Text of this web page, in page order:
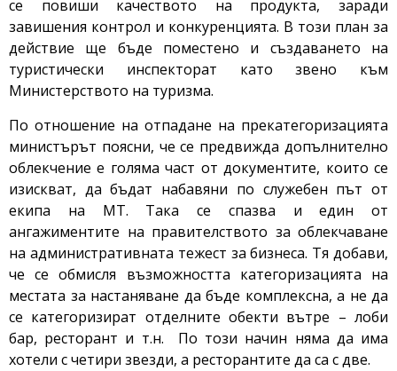
се повиши качеството на продукта, заради
завишения контрол и конкуренцията. В този план за
действие ще бъде поместено и създаването на
туристически инспекторат като звено към
Министерството на туризма.
По отношение на отпадане на прекатегоризацията
министърът поясни, че се предвижда допълнително
облекчение е голяма част от документите, които се
изискват, да бъдат набавяни по служебен път от
екипа на МТ. Така се спазва и един от
ангажиментите на правителството за облекчаване
на административната тежест за бизнеса. Тя добави,
че се обмисля възможността категоризацията на
местата за настаняване да бъде комплексна, а не да
се категоризират отделните обекти вътре – лоби
бар, ресторант и т.н. По този начин няма да има
хотели с четири звезди, а ресторантите да са с две.